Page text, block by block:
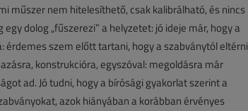
műszer nem hitelesíthető, csak kalibrálható, és nincs
dolog „fűszerezi” a helyzetet: jó ideje már, hogy a
szem előtt tartani, hogy a szabványtól eltérni
konstrukcióra, egyszóval: megoldásra már
ad. Jó tudni, hogy a bírósági gyakorlat szerint a
azok hiányában a korábban érvényes